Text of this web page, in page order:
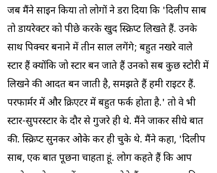
जब मैंने साइन किया तो लोगों ने डरा दिया कि 'दिलीप साब
तो डायरेक्टर को पीछे करके खुद स्क्रिप्ट लिखते हैं. उनके
साथ पिक्चर बनाने में तीन साल लगेंगे; बहुत नखरे वाले
स्टार हैं क्योंकि जो स्टार बन जाते हैं उनको सब कुछ स्टोरी में
लिखने की आदत बन जाती है, समझते हैं हमी राइटर हैं.
परफार्मर में और क्रिएटर में बहुत फर्क होता है.' तो वे भी
स्टार-सुपरस्टार के दौर से गुजरे ही थे. मैंने जाकर सीधे बात
की. स्क्रिप्ट सुनकर ओके कर ही चुके थे. मैंने कहा, 'दिलीप
साब, एक बात पूछना चाहता हूं. लोग कहते हैं कि आप